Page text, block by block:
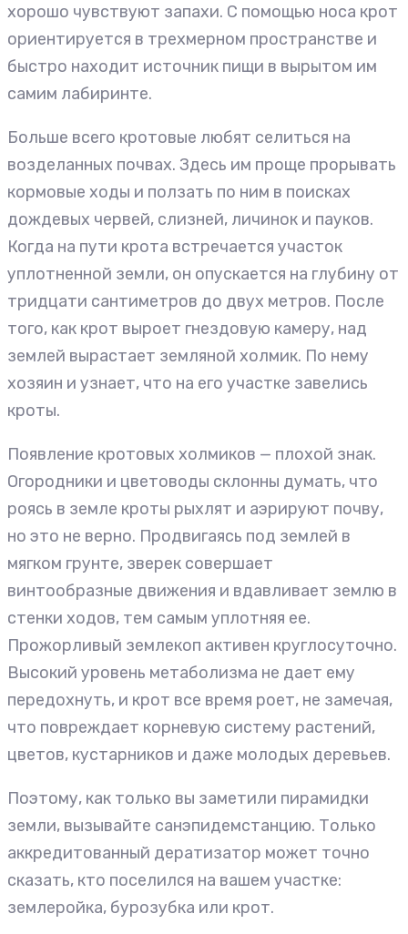
хорошо чувствуют запахи. С помощью носа крот
ориентируется в трехмерном пространстве и
быстро находит источник пищи в вырытом им
самим лабиринте.
Больше всего кротовые любят селиться на
возделанных почвах. Здесь им проще прорывать
кормовые ходы и ползать по ним в поисках
дождевых червей, слизней, личинок и пауков.
Когда на пути крота встречается участок
уплотненной земли, он опускается на глубину от
тридцати сантиметров до двух метров. После
того, как крот выроет гнездовую камеру, над
землей вырастает земляной холмик. По нему
хозяин и узнает, что на его участке завелись
кроты.
Появление кротовых холмиков — плохой знак.
Огородники и цветоводы склонны думать, что
роясь в земле кроты рыхлят и аэрируют почву,
но это не верно. Продвигаясь под землей в
мягком грунте, зверек совершает
винтообразные движения и вдавливает землю в
стенки ходов, тем самым уплотняя ее.
Прожорливый землекоп активен круглосуточно.
Высокий уровень метаболизма не дает ему
передохнуть, и крот все время роет, не замечая,
что повреждает корневую систему растений,
цветов, кустарников и даже молодых деревьев.
Поэтому, как только вы заметили пирамидки
земли, вызывайте санэпидемстанцию. Только
аккредитованный дератизатор может точно
сказать, кто поселился на вашем участке:
землеройка, бурозубка или крот.